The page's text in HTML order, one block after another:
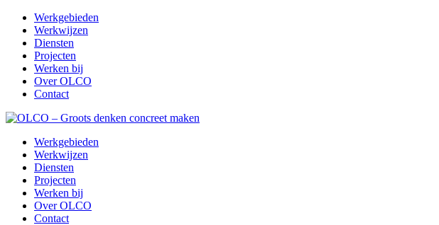
Werkgebieden
Werkwijzen
Diensten
Projecten
Werken bij
Over OLCO
Contact
Werkgebieden
Werkwijzen
Diensten
Projecten
Werken bij
Over OLCO
Contact